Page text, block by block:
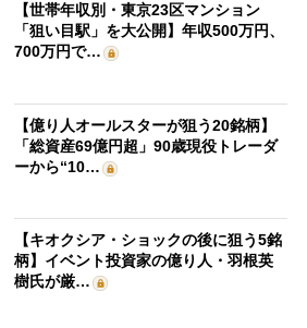
【世帯年収別・東京23区マンション
「狙い目駅」を大公開】年収500万円、
700万円で…
【億り人オールスターが狙う20銘柄】
「総資産69億円超」90歳現役トレーダ
ーから“10…
【キオクシア・ショックの後に狙う5銘
柄】イベント投資家の億り人・羽根英
樹氏が厳…